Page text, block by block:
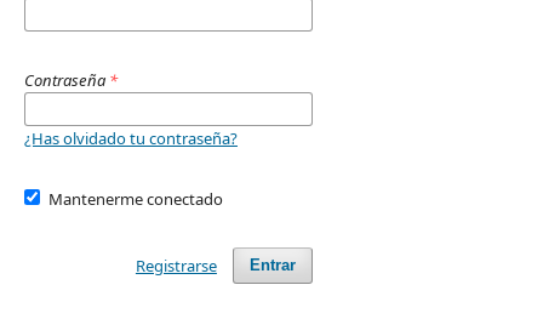
Contraseña *
¿Has olvidado tu contraseña?
Mantenerme conectado
Entrar
Registrarse